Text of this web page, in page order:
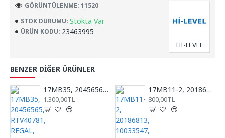
STOK DURUMU: Stokta Var
ÜRÜN KODU: 23463995
HI-LEVEL
GÖRÜNTÜLENME: 11520
BENZER DIĞER ÜRÜNLER
17MB35, 20456565, RTV40781, REGAL, VESTEL, ANA KART, MAİN BOARD
1.300,00TL
17MB11-2, 20186813, 10033547, Anakart, Main Board, VESTEL, Millenium, 32''
800,00TL